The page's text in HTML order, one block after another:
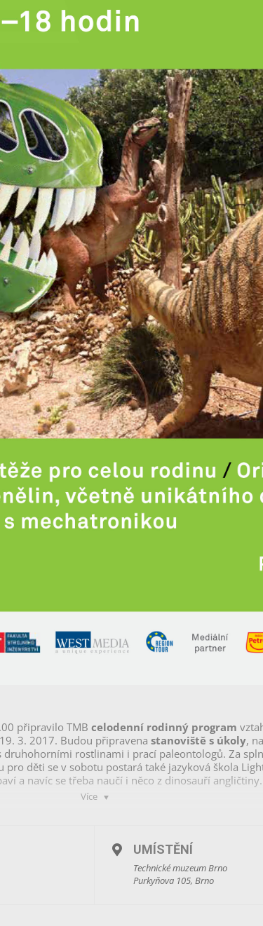
Více
připravilo TMB celodenní rodinný program
3. 2017. Budou připravena stanoviště s úkoly,
druhohorními rostlinami i prací paleontologů. Za
děti se v sobotu postará také jazyková škola
a navíc se třeba naučí i něco z dinosauří angličtiny.
UMÍSTĚNÍ
Technické muzeum Brno
Purkyňova 105, Brno